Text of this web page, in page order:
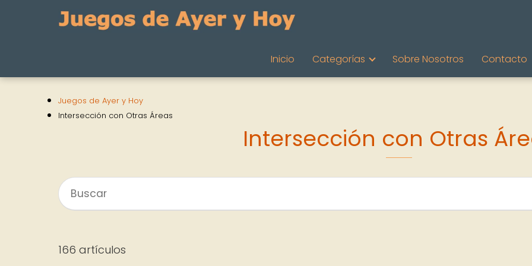
Inicio Categorías Sobre Nosotros Contacto
Juegos de Ayer y Hoy
Intersección con Otras Áreas
Intersección con Otras
166 artículos